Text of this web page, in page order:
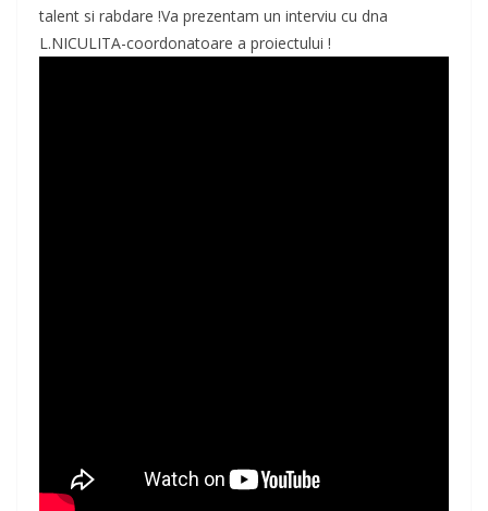
talent si rabdare !Va prezentam un interviu cu dna
L.NICULITA-coordonatoare a proiectului !